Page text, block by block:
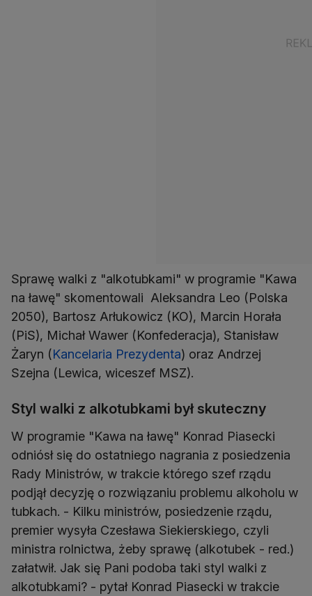
Sprawę walki z "alkotubkami" w programie "Kawa
na ławę" skomentowali Aleksandra Leo (Polska
2050), Bartosz Arłukowicz (KO), Marcin Horała
(PiS), Michał Wawer (Konfederacja), Stanisław
Żaryn (Kancelaria Prezydenta) oraz Andrzej
Szejna (Lewica, wiceszef MSZ).
Styl walki z alkotubkami był skuteczny
W programie "Kawa na ławę" Konrad Piasecki
odniósł się do ostatniego nagrania z posiedzenia
Rady Ministrów, w trakcie którego szef rządu
podjął decyzję o rozwiązaniu problemu alkoholu w
tubkach. - Kilku ministrów, posiedzenie rządu,
premier wysyła Czesława Siekierskiego, czyli
ministra rolnictwa, żeby sprawę (alkotubek - red.)
załatwił. Jak się Pani podoba taki styl walki z
alkotubkami? - pytał Konrad Piasecki w trakcie